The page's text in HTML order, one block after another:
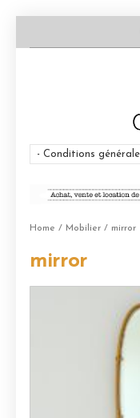
Home / Mobilier / mirror
mirror